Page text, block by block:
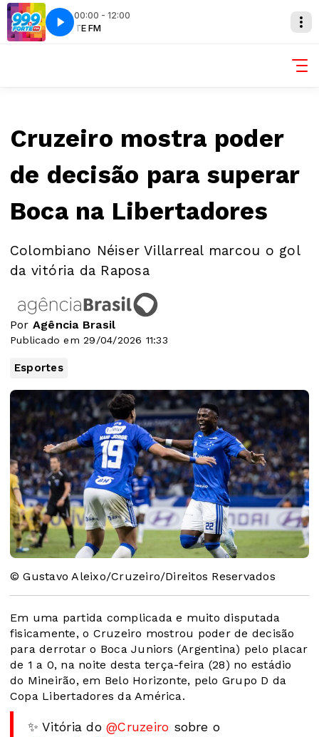
00:00 - 12:00
FORTE FM
Cruzeiro mostra poder
de decisão para superar
Boca na Libertadores
Colombiano Néiser Villarreal marcou o gol
da vitória da Raposa
Por Agência Brasil
Publicado em 29/04/2026 11:33
Esportes
© Gustavo Aleixo/Cruzeiro/Direitos Reservados
Em uma partida complicada e muito disputada
fisicamente, o Cruzeiro mostrou poder de decisão
para derrotar o Boca Juniors (Argentina) pelo placar
de 1 a 0, na noite desta terça-feira (28) no estádio
do Mineirão, em Belo Horizonte, pelo Grupo D da
Copa Libertadores da América.
✨ Vitória do@Cruzeiro sobre o